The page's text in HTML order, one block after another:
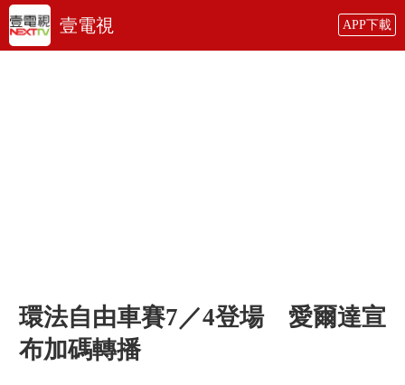
壹電視 APP下載
環法自由車賽7／4登場 愛爾達宣
布加碼轉播